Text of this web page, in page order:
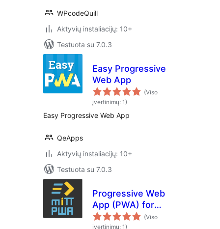
WPcodeQuill
Aktyvių instaliacijų: 10+
Testuota su 7.0.3
Easy Progressive
Web App
(Viso
įvertinimų: 1)
Easy Progressive Web App
QeApps
Aktyvių instaliacijų: 10+
Testuota su 7.0.3
Progressive Web
App (PWA) for
WordPress –(Viso
įvertinimų: 1)